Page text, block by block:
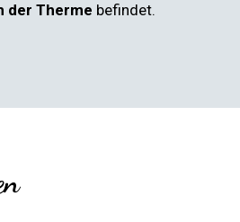
der Therme befindet.